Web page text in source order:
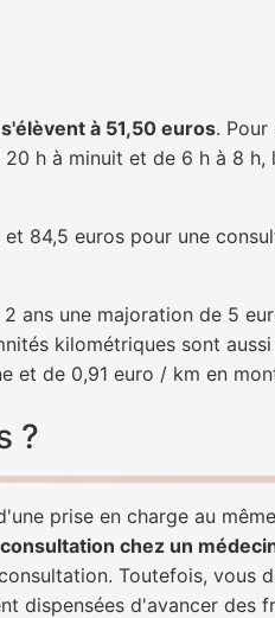
à 51,50 euros. Pour
h à minuit et de 6 h à 8 h,
84,5 euros pour une
ans une majoration de 5
kilométriques sont
et de 0,91 euro / km en
?
prise en charge au
chez un
Toutefois, vous
dispensées d'avancer des